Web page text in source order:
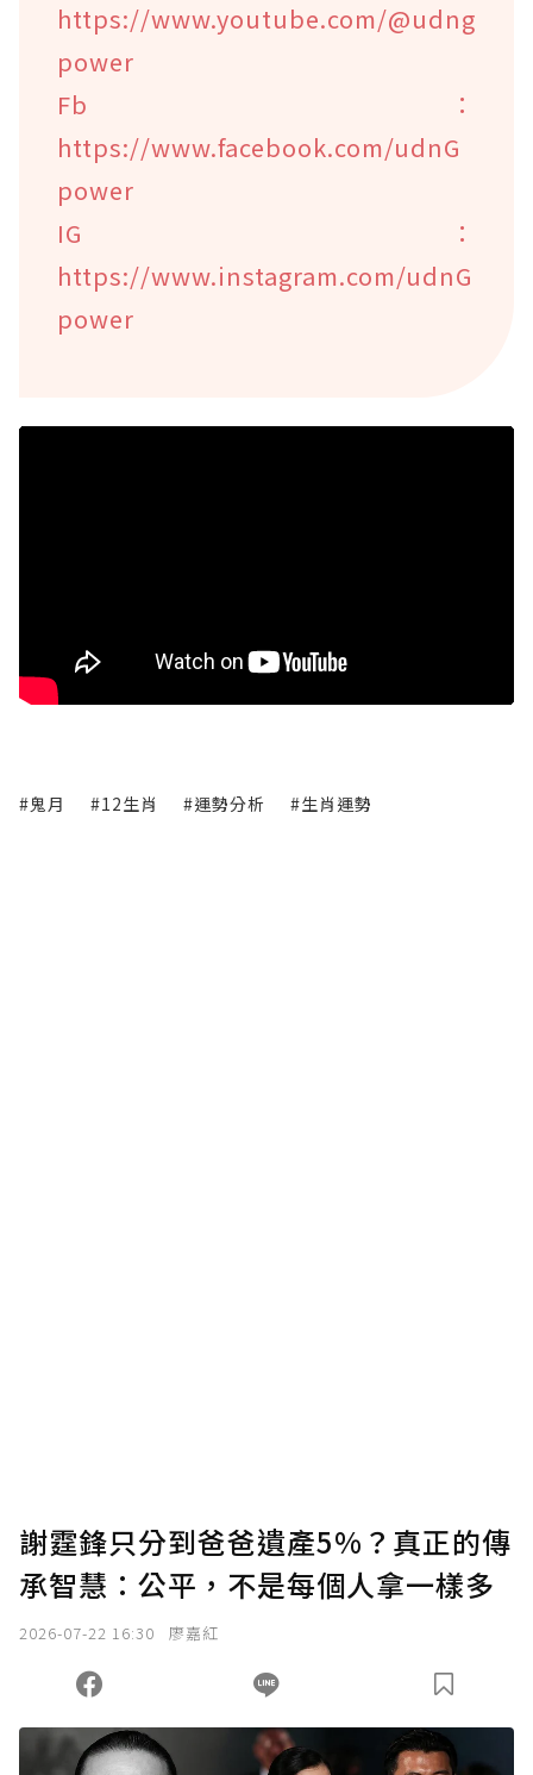
https://www.youtube.com/@udng
power
Fb：
https://www.facebook.com/udnG
power
IG：
https://www.instagram.com/udnG
power
#鬼月 #12生肖 #運勢分析 #生肖運勢
謝霆鋒只分到爸爸遺產5%？真正的傳
承智慧：公平，不是每個人拿一樣多
2026-07-22 16:30 廖嘉紅